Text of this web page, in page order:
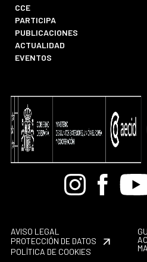
CCE
PARTICIPA
PUBLICACIONES
ACTUALIDAD
EVENTOS
BandcampInstagramFacebook
AVISO LEGAL
PROTECCIÓN DE DATOS
POLÍTICA DE COOKIES